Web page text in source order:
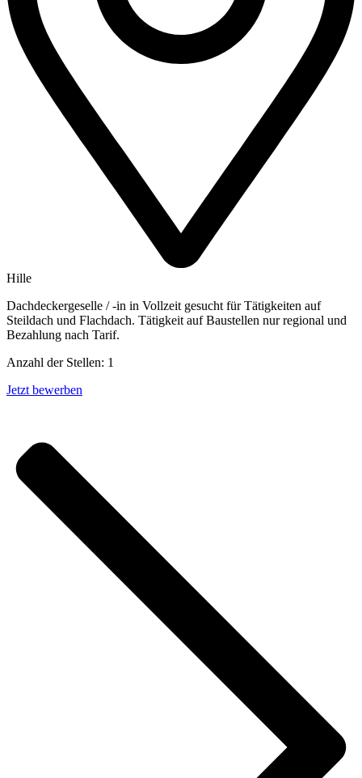
Hille
Dachdeckergeselle / -in in Vollzeit gesucht für Tätigkeiten auf
Steildach und Flachdach. Tätigkeit auf Baustellen nur regional und
Bezahlung nach Tarif.
Anzahl der Stellen: 1
Jetzt bewerben